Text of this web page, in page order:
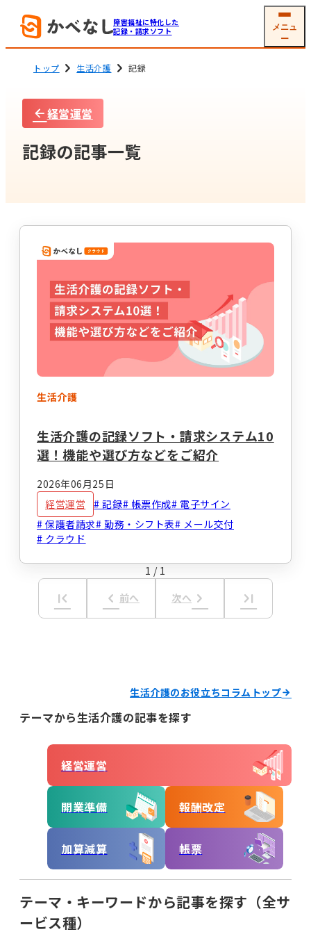
障害福祉に特化した
記録・請求ソフト
メニュ
ー
就労系サービス
生活介護
ソフトの機能
メール交付
その他機能
開業支援サービス
事業計画立案支援
法人設立 指定申請代行
求人広告掲載・人材紹介
その他のサービス
レンタルスマホ レンタルタブレット
ビス
総合トップ
生活介護 グループホーム
テーマからコラムを探す
加算減算
キーワードからコラムを探す キーワード一覧
帳票作成
国保連請求 工賃計算 指定申請
開業の流れ 処遇改善加算 法改正
個別支援計画 モニタリング
トップ 生活介護 記録
経営運営
記録の記事一覧
生活介護
生活介護の記録ソフト・請求システム10
選！機能や選び方などをご紹介
2026年06月25日
経営運営
記録 帳票作成
電子サイン
保護者請求
勤務・シフト表
メール交付
クラウド
1 / 1
first_page keyboard_arrow_left 前へ 次へ keyboard_arrow_right last_page
生活介護のお役立ちコラムトップ
テーマから生活介護の記事を探す
経営運営
開業準備 報酬改定
加算減算 帳票
テーマ・キーワードから記事を探す（全サ
ービス種）